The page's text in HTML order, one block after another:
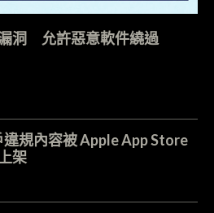
洞 允許惡意軟件繞過
規內容被 Apple App Store
架